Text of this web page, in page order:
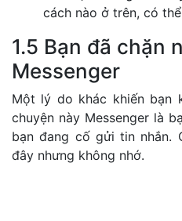
cách nào ở trên, có
1.5 Bạn đã chặn
Messenger
Một lý do khác khiến bạn
chuyện này Messenger là
bạn đang cố gửi tin nhắn.
đây nhưng không nhớ.